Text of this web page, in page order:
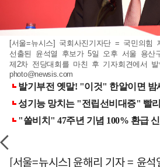
[서울=뉴시스] 국회사진기자단 = 국민의힘
선출된 윤석열 후보가 5일 오후 서울 용산
제2차 전당대회를 마친 후 기자회견에서
photo@newsis.com
[서울=뉴시스] 윤해리 기자 = 윤